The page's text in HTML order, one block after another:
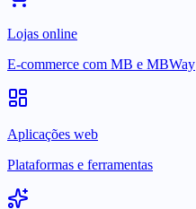
Lojas online
E-commerce com MB e MBWay
Aplicações web
Plataformas e ferramentas